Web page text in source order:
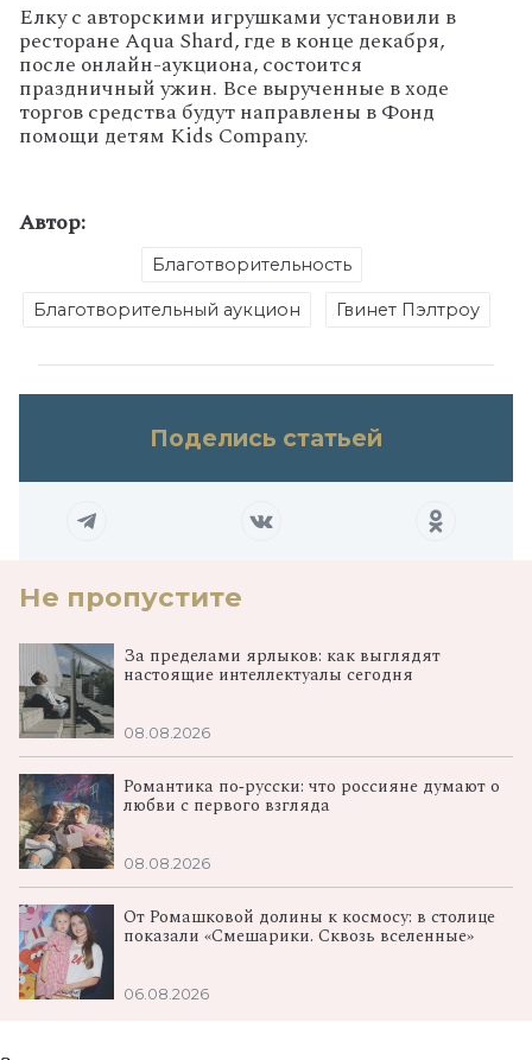
Елку с авторскими игрушками установили в
ресторане Aqua Shard, где в конце декабря,
после онлайн-аукциона, состоится
праздничный ужин. Все вырученные в ходе
торгов средства будут направлены в Фонд
помощи детям Kids Company.
Автор:
Благотворительность
Благотворительный аукцион Гвинет Пэлтроу
Поделись статьей
Не пропустите
За пределами ярлыков: как выглядят
настоящие интеллектуалы сегодня
08.08.2026
Романтика по‑русски: что россияне думают о
любви с первого взгляда
08.08.2026
От Ромашковой долины к космосу: в столице
показали «Смешарики. Сквозь вселенные»
06.08.2026